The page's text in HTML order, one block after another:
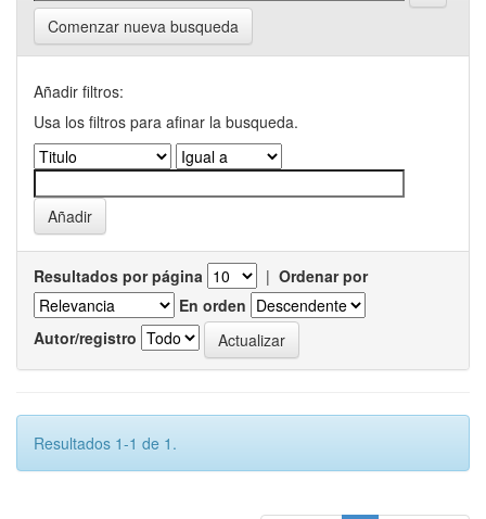
Comenzar nueva busqueda
Añadir filtros:
Usa los filtros para afinar la busqueda.
Resultados por página | Ordenar por
En orden
Autor/registro
Resultados 1-1 de 1.